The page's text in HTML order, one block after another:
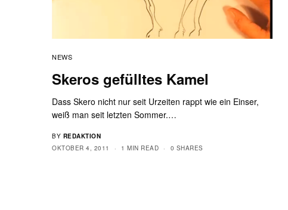
NEWS
Skeros gefülltes Kamel
Dass Skero nicht nur seit Urzeiten rappt wie ein Einser,
weiß man seit letzten Sommer.…
BY REDAKTION
OKTOBER 4, 2011
1 MIN READ 0 SHARES